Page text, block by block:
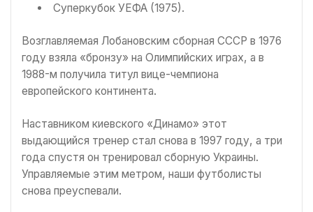
Суперкубок УЕФА (1975).
Возглавляемая Лобановским сборная СССР в 1976
году взяла «бронзу» на Олимпийских играх, а в
1988-м получила титул вице-чемпиона
европейского континента.
Наставником киевского «Динамо» этот
выдающийся тренер стал снова в 1997 году, а три
года спустя он тренировал сборную Украины.
Управляемые этим метром, наши футболисты
снова преуспевали.